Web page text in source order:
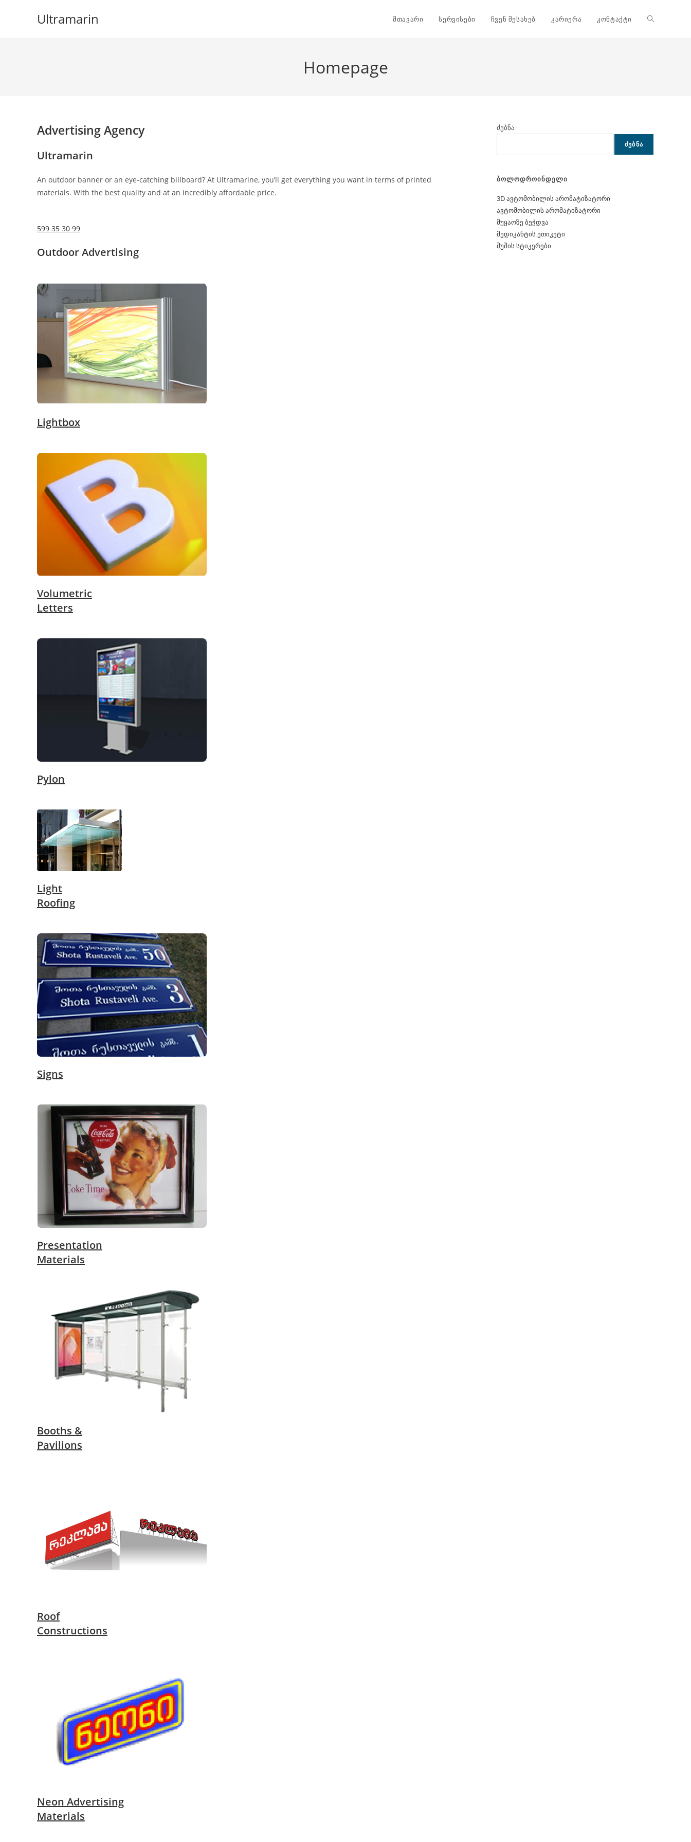
Ultramarin მთავარი სერვისები ჩვენ შესახებ კარიერა კონტაქტი Toggle
Homepage
Advertising Agency
Ultramarin
An outdoor banner or an eye-catching billboard? At Ultramarine, you’ll get everything you want in terms of printed
materials. With the best quality and at an incredibly affordable price.
599 35 30 99
Outdoor Advertising
Lightbox
Volumetric
Letters
Pylon
Light
Roofing
Signs
Presentation
Materials
Booths &
Pavilions
Roof
Constructions
Neon Advertising
Materials
ძებნა
ᲫᲔᲑᲜᲐ
ბოლოდროინდელი
3D ავტომობილის არომატიზატორი
ავტომობილის არომატიზატორი
მუყაოზე ბეჭდვა
მედიკანტის ეთიკეტი
შუშის სტიკერები